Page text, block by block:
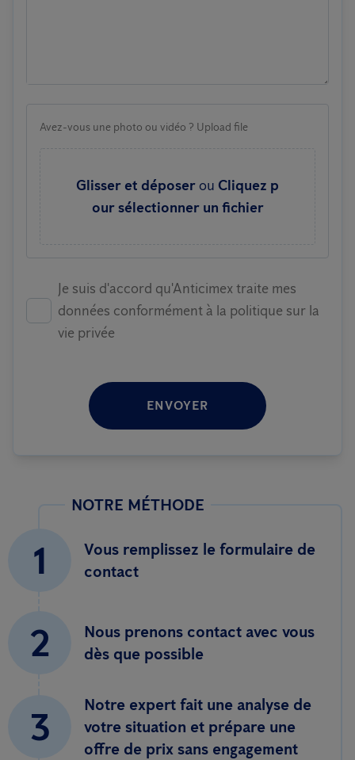
Avez-vous une photo ou vidéo ? Upload file
Glisser et déposerou Cliquez p
our sélectionner un fichier
Je suis d'accord qu'Anticimex traite mes
données conformément à la politique sur la
vie privée
ENVOYER
NOTRE MÉTHODE
1
Vous remplissez le formulaire de
contact
2
Nous prenons contact avec vous
dès que possible
3
Notre expert fait une analyse de
votre situation et prépare une
offre de prix sans engagement